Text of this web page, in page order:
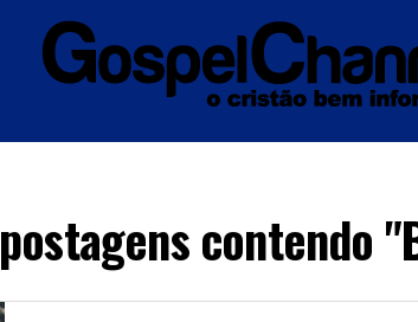
contendo